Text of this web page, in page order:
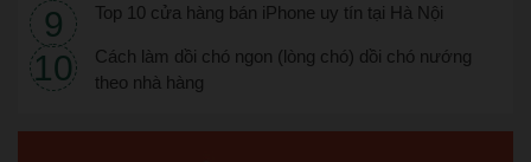
Top 10 cửa hàng bán iPhone uy tín tại Hà Nội
Cách làm dồi chó ngon (lòng chó) dồi chó nướng
theo nhà hàng